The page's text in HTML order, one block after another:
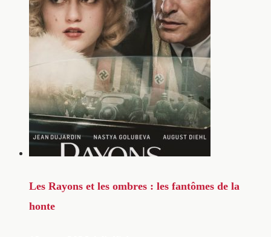
Les Rayons et les ombres : les fantômes de la
honte